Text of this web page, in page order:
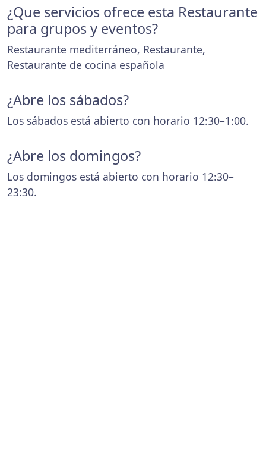
¿Que servicios ofrece esta Restaurante
para grupos y eventos?
Restaurante mediterráneo, Restaurante,
Restaurante de cocina española
¿Abre los sábados?
Los sábados está abierto con horario 12:30–1:00.
¿Abre los domingos?
Los domingos está abierto con horario 12:30–
23:30.